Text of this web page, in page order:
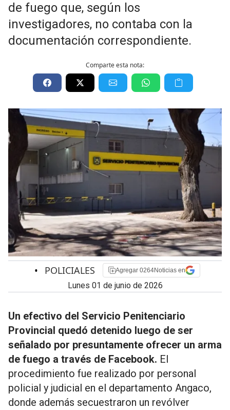
de fuego que, según los
investigadores, no contaba con la
documentación correspondiente.
Comparte esta nota:
• POLICIALES Agregar 0264Noticias en
lunes 01 de junio de 2026
Un efectivo del Servicio Penitenciario
Provincial quedó detenido luego de ser
señalado por presuntamente ofrecer un arma
de fuego a través de Facebook. El
procedimiento fue realizado por personal
policial y judicial en el departamento Angaco,
donde además secuestraron un revólver